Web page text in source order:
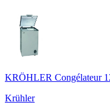
KRÖHLER Congélateur
Krühler